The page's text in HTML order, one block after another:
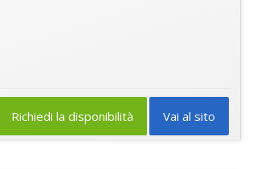
Vai al sito
Richiedi la disponibilità